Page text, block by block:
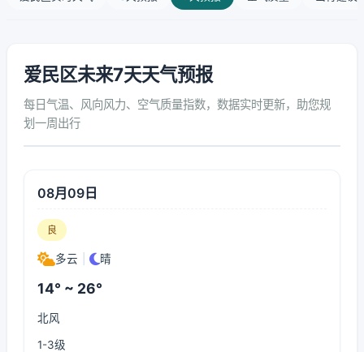
爱民区未来7天天气预报
每日气温、风向风力、空气质量指数，数据实时更新，助您规
划一周出行
08月09日
良
多云 晴
14° ~ 26°
北风
1-3级